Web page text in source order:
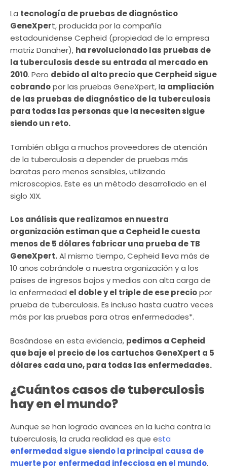
La tecnología de pruebas de diagnóstico
GeneXpert, producida por la compañía
estadounidense Cepheid (propiedad de la empresa
matriz Danaher), ha revolucionado las pruebas de
la tuberculosis desde su entrada al mercado en
2010. Pero debido al alto precio que Cerpheid sigue
cobrandopor las pruebas GeneXpert, la ampliación
de las pruebas de diagnóstico de la tuberculosis
para todas las personas que la necesiten sigue
siendo un reto.
También obliga a muchos proveedores de atención
de la tuberculosis a depender de pruebas más
baratas pero menos sensibles, utilizando
microscopios. Este es un método desarrollado en el
siglo XIX.
Los análisis que realizamos en nuestra
organización estiman que a Cepheid le cuesta
menos de 5 dólares fabricar una prueba de TB
GeneXpert.Al mismo tiempo, Cepheid lleva más de
10 años cobrándole a nuestra organización y a los
países de ingresos bajos y medios con alta carga de
la enfermedad el doble y el triple de ese preciopor
prueba de tuberculosis. Es incluso hasta cuatro veces
más por las pruebas para otras enfermedades*.
Basándose en esta evidencia, pedimos a Cepheid
que baje el precio de los cartuchos GeneXpert a 5
dólares cada uno, para todas las enfermedades.
¿Cuántos casos de tuberculosis
hay en el mundo?
Aunque se han logrado avances en la lucha contra la
tuberculosis, la cruda realidad es que esta
enfermedad sigue siendo la principal causa de
muerte por enfermedad infecciosa en el mundo.